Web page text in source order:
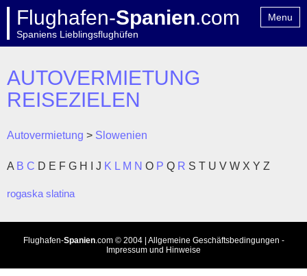
Flughafen-Spanien.com
Spaniens Lieblingsflughüfen
Menu
AUTOVERMIETUNG
REISEZIELEN
Autovermietung > Slowenien
A B C D E F G H J K L M N O P Q R S T U V W X Y Z
rogaska slatina
Flughafen-Spanien.com© 2004 | Allgemeine Geschäftsbedingungen -
Impressum und Hinweise